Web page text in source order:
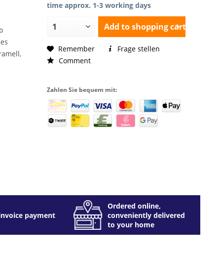
time approx. 1-3 working days
Add toshopping cart
Remember
Comment
Frage stellen
Zahlen Sie bequem mit:
payment
Ordered online,
conveniently delivered
to your home